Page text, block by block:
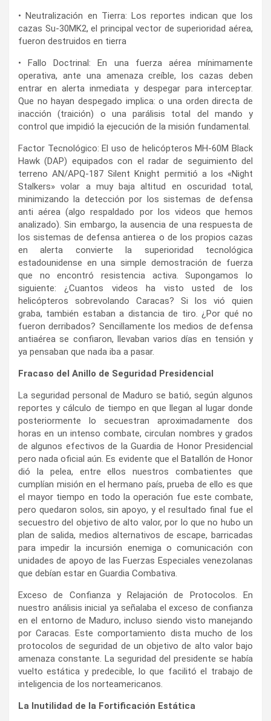
• Neutralización en Tierra: Los reportes indican que los
cazas Su-30MK2, el principal vector de superioridad aérea,
fueron destruidos en tierra
• Fallo Doctrinal: En una fuerza aérea mínimamente
operativa, ante una amenaza creíble, los cazas deben
entrar en alerta inmediata y despegar para interceptar.
Que no hayan despegado implica: o una orden directa de
inacción (traición) o una parálisis total del mando y
control que impidió la ejecución de la misión fundamental.
Factor Tecnológico: El uso de helicópteros MH-60M Black
Hawk (DAP) equipados con el radar de seguimiento del
terreno AN/APQ-187 Silent Knight permitió a los «Night
Stalkers» volar a muy baja altitud en oscuridad total,
minimizando la detección por los sistemas de defensa
anti aérea (algo respaldado por los videos que hemos
analizado). Sin embargo, la ausencia de una respuesta de
los sistemas de defensa antierea o de los propios cazas
en alerta convierte la superioridad tecnológica
estadounidense en una simple demostración de fuerza
que no encontró resistencia activa. Supongamos lo
siguiente: ¿Cuantos videos ha visto usted de los
helicópteros sobrevolando Caracas? Si los vió quien
graba, también estaban a distancia de tiro. ¿Por qué no
fueron derribados? Sencillamente los medios de defensa
antiaérea se confiaron, llevaban varios días en tensión y
ya pensaban que nada iba a pasar.
Fracaso del Anillo de Seguridad Presidencial
La seguridad personal de Maduro se batió, según algunos
reportes y cálculo de tiempo en que llegan al lugar donde
posteriormente lo secuestran aproximadamente dos
horas en un intenso combate, circulan nombres y grados
de algunos efectivos de la Guardia de Honor Presidencial
pero nada oficial aún. Es evidente que el Batallón de Honor
dió la pelea, entre ellos nuestros combatientes que
cumplían misión en el hermano país, prueba de ello es que
el mayor tiempo en todo la operación fue este combate,
pero quedaron solos, sin apoyo, y el resultado final fue el
secuestro del objetivo de alto valor, por lo que no hubo un
plan de salida, medios alternativos de escape, barricadas
para impedir la incursión enemiga o comunicación con
unidades de apoyo de las Fuerzas Especiales venezolanas
que debían estar en Guardia Combativa.
Exceso de Confianza y Relajación de Protocolos. En
nuestro análisis inicial ya señalaba el exceso de confianza
en el entorno de Maduro, incluso siendo visto manejando
por Caracas. Este comportamiento dista mucho de los
protocolos de seguridad de un objetivo de alto valor bajo
amenaza constante. La seguridad del presidente se había
vuelto estática y predecible, lo que facilitó el trabajo de
inteligencia de los norteamericanos.
La Inutilidad de la Fortificación Estática